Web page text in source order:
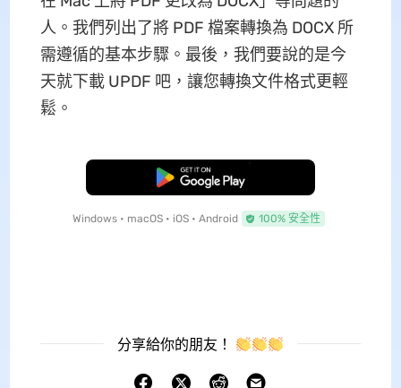
人。我們列出了將 PDF 檔案轉換為 DOCX 所
需遵循的基本步驟。最後，我們要說的是今
天就下載 UPDF 吧，讓您轉換文件格式更輕
鬆。
免費下載
Windows • macOS • iOS • Android 100% 安全性
分享給你的朋友！